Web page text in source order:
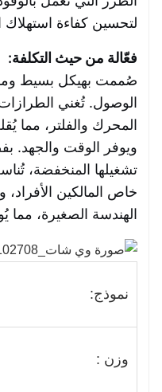
لتحسين كفاءة
فعّالة من حيث التكلفة:
صُممت بهيكل بسيط
الوصول. تُغني
المحرك والفلتر، مما
ويوفر الوقت والجهد.
تشغيلها المنخفضة،
خاص المالكين
الهندسة الصغيرة، مما
نموذج:
وزن :